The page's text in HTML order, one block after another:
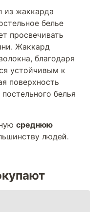
из жаккарда
белье
просвечивать
Жаккард
благодаря
устойчивым к
поверхность
белья
среднюю
людей.